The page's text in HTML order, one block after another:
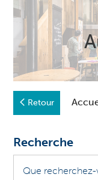
Retour
Recherche
recherchez-